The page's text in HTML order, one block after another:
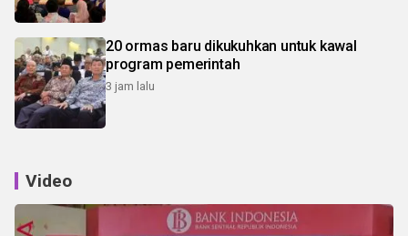
20 ormas baru dikukuhkan untuk kawal
program pemerintah
3 jam lalu
Video